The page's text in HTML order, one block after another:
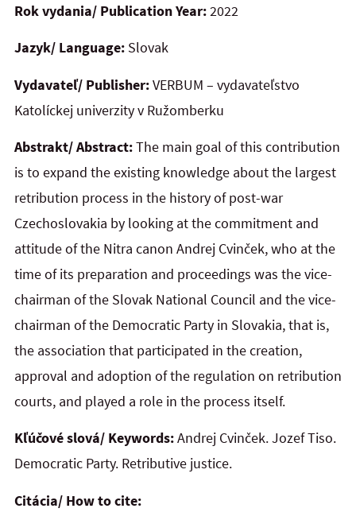
Rok vydania/ Publication Year:2022
Jazyk/ Language: Slovak
Vydavateľ/ Publisher:VERBUM – vydavateľstvo
Katolíckej univerzity v Ružomberku
Abstrakt/ Abstract:The main goal of this contribution
is to expand the existing knowledge about the largest
retribution process in the history of post-war
Czechoslovakia by looking at the commitment and
attitude of the Nitra canon Andrej Cvinček, who at the
time of its preparation and proceedings was the vice-
chairman of the Slovak National Council and the vice-
chairman of the Democratic Party in Slovakia, that is,
the association that participated in the creation,
approval and adoption of the regulation on retribution
courts, and played a role in the process itself.
Kľúčové slová/ Keywords:Andrej Cvinček. Jozef Tiso.
Democratic Party. Retributive justice.
Citácia/ How to cite: